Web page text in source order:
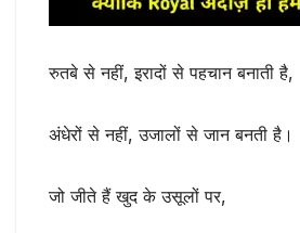
रुतबे से नहीं, इरादों से पहचान बनाती है,
अंधेरों से नहीं, उजालों से जान बनती है।
जो जीते हैं खुद के उसूलों पर,